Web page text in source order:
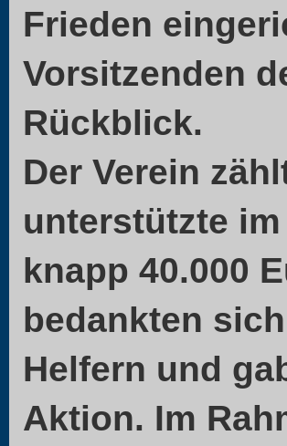
Frieden
Vorsitzenden
Rückblick.
Der Verein
unterstützte
knapp 40.000
bedankten
Helfern und
Aktion. Im